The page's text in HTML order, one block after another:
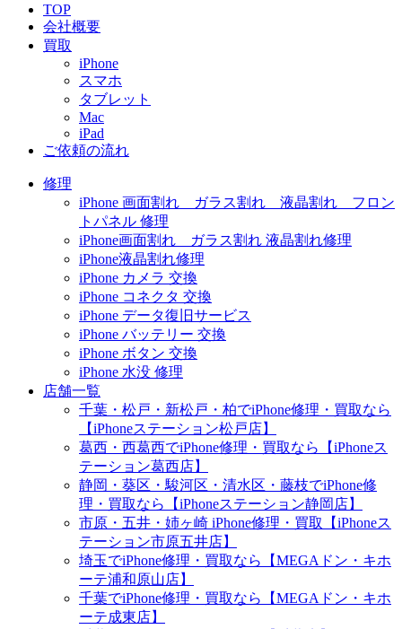
TOP
会社概要
買取
iPhone
スマホ
タブレット
Mac
iPad
ご依頼の流れ
修理
iPhone 画面割れ ガラス割れ 液晶割れ フロン
トパネル 修理
iPhone画面割れ ガラス割れ 液晶割れ修理
iPhone液晶割れ修理
iPhone カメラ 交換
iPhone コネクタ 交換
iPhone データ復旧サービス
iPhone バッテリー 交換
iPhone ボタン 交換
iPhone 水没 修理
店舗一覧
千葉・松戸・新松戸・柏でiPhone修理・買取なら
【iPhoneステーション松戸店】
葛西・西葛西でiPhone修理・買取なら【iPhoneス
テーション葛西店】
静岡・葵区・駿河区・清水区・藤枝でiPhone修
理・買取なら【iPhoneステーション静岡店】
市原・五井・姉ヶ崎 iPhone修理・買取【iPhoneス
テーション市原五井店】
埼玉でiPhone修理・買取なら【MEGAドン・キホ
ーテ浦和原山店】
千葉でiPhone修理・買取なら【MEGAドン・キホ
ーテ成東店】